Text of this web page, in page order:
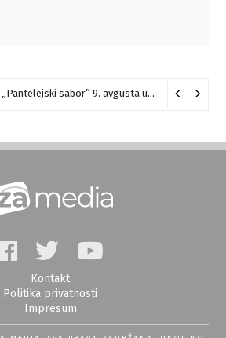
Manifestacija „Pantelejski sabor” 9. avgusta u Marinovcu
Kontakt
Politika privatnosti
Impresum